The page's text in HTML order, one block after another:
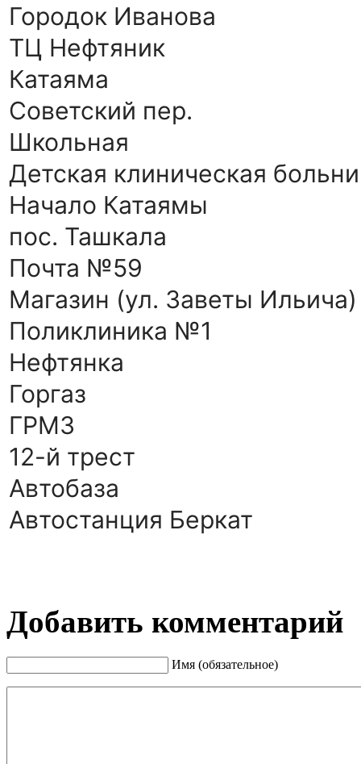
Городок Иванова
ТЦ Нефтяник
Катаяма
Советский пер.
Школьная
Детская клиническая
Начало Катаямы
пос. Ташкала
Почта №59
Магазин (ул. Заветы Ильича)
Поликлиника №1
Нефтянка
Горгаз
ГРМЗ
12-й трест
Автобаза
Автостанция Беркат
Добавить комментарий
Имя (обязательное)